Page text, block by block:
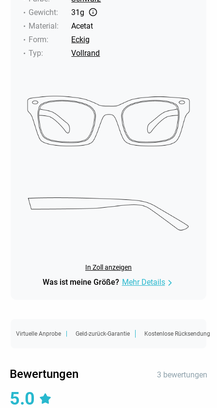
Gewicht:
31g
Material:
Acetat
Form:
Eckig
Typ: Vollrand
In Zoll anzeigen
Was ist meine Größe? Mehr Details
Virtuelle Anprobe Geld-zurück-Garantie Kostenlose Rücksendung
Bewertungen 3 bewertungen
5.0